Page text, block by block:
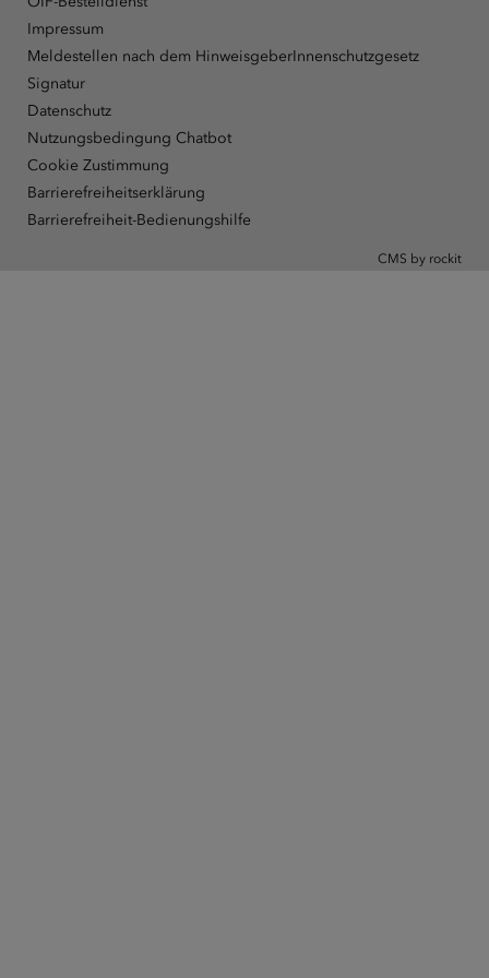
Impressum
Meldestellen nach dem HinweisgeberInnenschutzgesetz
Signatur
Datenschutz
Nutzungsbedingung Chatbot
Cookie Zustimmung
Barrierefreiheitserklärung
Barrierefreiheit-Bedienungshilfe
CMS by rockit